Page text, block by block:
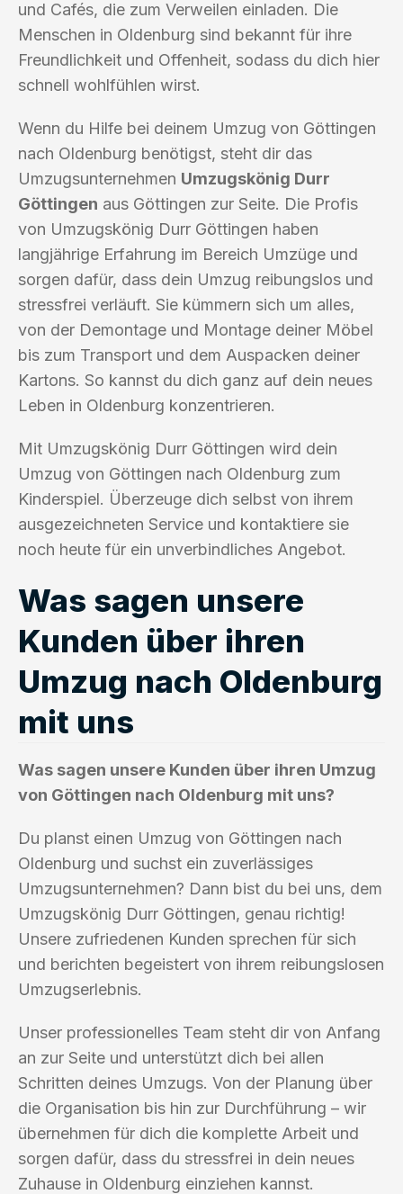
und Cafés, die zum Verweilen einladen. Die
Menschen in Oldenburg sind bekannt für ihre
Freundlichkeit und Offenheit, sodass du dich hier
schnell wohlfühlen wirst.
Wenn du Hilfe bei deinem Umzug von Göttingen
nach Oldenburg benötigst, steht dir das
Umzugsunternehmen Umzugskönig Durr
Göttingen aus Göttingen zur Seite. Die Profis
von Umzugskönig Durr Göttingen haben
langjährige Erfahrung im Bereich Umzüge und
sorgen dafür, dass dein Umzug reibungslos und
stressfrei verläuft. Sie kümmern sich um alles,
von der Demontage und Montage deiner Möbel
bis zum Transport und dem Auspacken deiner
Kartons. So kannst du dich ganz auf dein neues
Leben in Oldenburg konzentrieren.
Mit Umzugskönig Durr Göttingen wird dein
Umzug von Göttingen nach Oldenburg zum
Kinderspiel. Überzeuge dich selbst von ihrem
ausgezeichneten Service und kontaktiere sie
noch heute für ein unverbindliches Angebot.
Was sagen unsere
Kunden über ihren
Umzug nach Oldenburg
mit uns
Was sagen unsere Kunden über ihren Umzug
von Göttingen nach Oldenburg mit uns?
Du planst einen Umzug von Göttingen nach
Oldenburg und suchst ein zuverlässiges
Umzugsunternehmen? Dann bist du bei uns, dem
Umzugskönig Durr Göttingen, genau richtig!
Unsere zufriedenen Kunden sprechen für sich
und berichten begeistert von ihrem reibungslosen
Umzugserlebnis.
Unser professionelles Team steht dir von Anfang
an zur Seite und unterstützt dich bei allen
Schritten deines Umzugs. Von der Planung über
die Organisation bis hin zur Durchführung – wir
übernehmen für dich die komplette Arbeit und
sorgen dafür, dass du stressfrei in dein neues
Zuhause in Oldenburg einziehen kannst.